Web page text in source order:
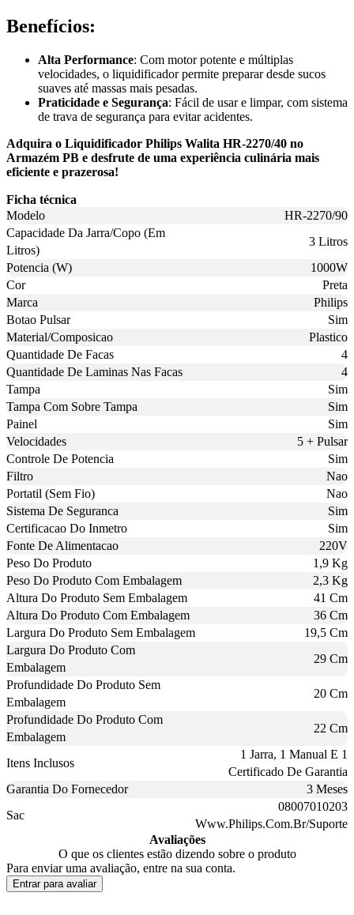
Benefícios:
Alta Performance: Com motor potente e múltiplas
velocidades, o liquidificador permite preparar desde sucos
suaves até massas mais pesadas.
Praticidade e Segurança: Fácil de usar e limpar, com sistema
de trava de segurança para evitar acidentes.
Adquira o Liquidificador Philips Walita HR-2270/40 no
Armazém PB e desfrute de uma experiência culinária mais
eficiente e prazerosa!
Ficha técnica
Modelo
HR-2270/90
Capacidade Da Jarra/Copo (Em
Litros)
3 Litros
Potencia (W)
1000W
Cor
Preta
Marca
Philips
Botao Pulsar
Sim
Material/Composicao
Plastico
Quantidade De Facas
4
Quantidade De Laminas Nas Facas
4
Tampa
Sim
Tampa Com Sobre Tampa
Sim
Painel
Sim
Velocidades
5 + Pulsar
Controle De Potencia
Sim
Filtro
Nao
Portatil (Sem Fio)
Nao
Sistema De Seguranca
Sim
Certificacao Do Inmetro
Sim
Fonte De Alimentacao
220V
Peso Do Produto
1,9 Kg
Peso Do Produto Com Embalagem
2,3 Kg
Altura Do Produto Sem Embalagem
41 Cm
Altura Do Produto Com Embalagem
36 Cm
Largura Do Produto Sem Embalagem
19,5 Cm
Largura Do Produto Com
Embalagem
29 Cm
Profundidade Do Produto Sem
Embalagem
20 Cm
Profundidade Do Produto Com
Embalagem
22 Cm
Itens Inclusos
1 Jarra, 1 Manual E 1
Certificado De Garantia
Garantia Do Fornecedor
3 Meses
Sac
08007010203
Www.Philips.Com.Br/Suporte
Avaliações
O que os clientes estão dizendo sobre o produto
Para enviar uma avaliação, entre na sua conta.
Entrar para avaliar